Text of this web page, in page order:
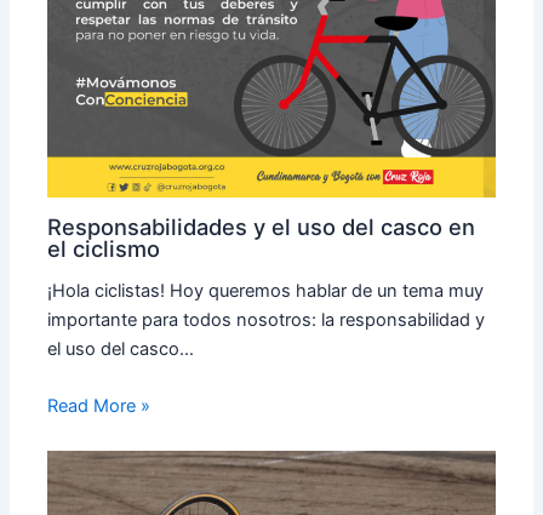
Responsabilidades y el uso del casco en
el ciclismo
¡Hola ciclistas! Hoy queremos hablar de un tema muy
importante para todos nosotros: la responsabilidad y
el uso del casco…
Read More »